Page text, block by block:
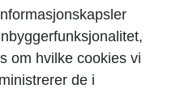
om hvilke cookies vi
de i